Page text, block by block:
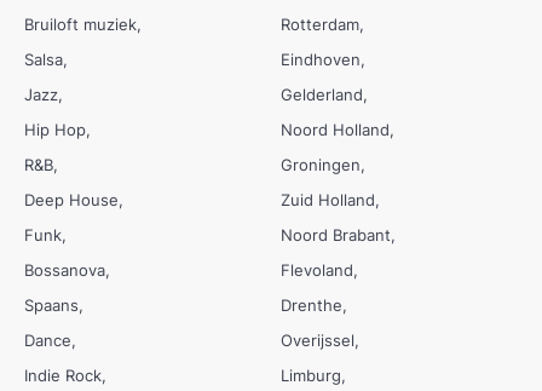
Bruiloft muziek
Salsa
Jazz
Hip Hop
R&B
Deep House
Funk
Bossanova
Spaans
Dance
Indie Rock
Rotterdam
Eindhoven
Gelderland
Noord Holland
Groningen
Zuid Holland
Noord Brabant
Flevoland
Drenthe
Overijssel
Limburg